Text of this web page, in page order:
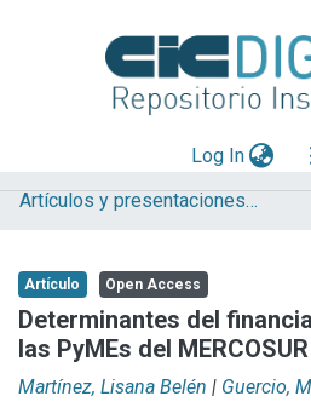
Log In
Explorar
Aportar material
Statistics
Artículos y presentaciones en Congresos
Artículo Open Access
Determinantes del
las PyMEs del MERCOSUR
Martínez, Lisana Belén | Guercio,